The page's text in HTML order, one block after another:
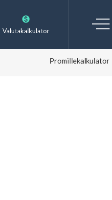
Valutakalkulator
Promillekalkulator